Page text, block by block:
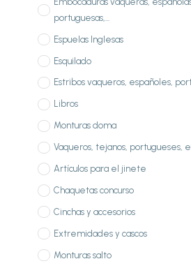
portuguesas,...
Espuelas Inglesas
Esquilado
Estribos vaqueros, españoles,
Libros
Monturas doma
Vaqueros, tejanos, portugueses,
Artículos para el jinete
Chaquetas concurso
Cinchas y accesorios
Extremidades y cascos
Monturas salto